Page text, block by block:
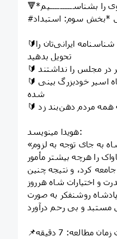
🔰اگر عضو حزب رستاخیز نمیشوید شناسنامه‌ ایرانی‌تان را
تحویل بدهید
در مجلس را نداشتند
🔰 سازمان سیا در 1355 نوشت: شاه اسیر خودبزرگ بینی
شده
همه مردم دهن‌بند زد
هویدا مینویسد:
«در برخورد با اعتراضات مردمی، شاه به جای توجه به لزوم
را هرچه بیشتر مأمور
کرد، و نتیجه چنین
و اختیارات شاه هرروز
روشنفکر به صورت
مطالعه: 7 دقیقه